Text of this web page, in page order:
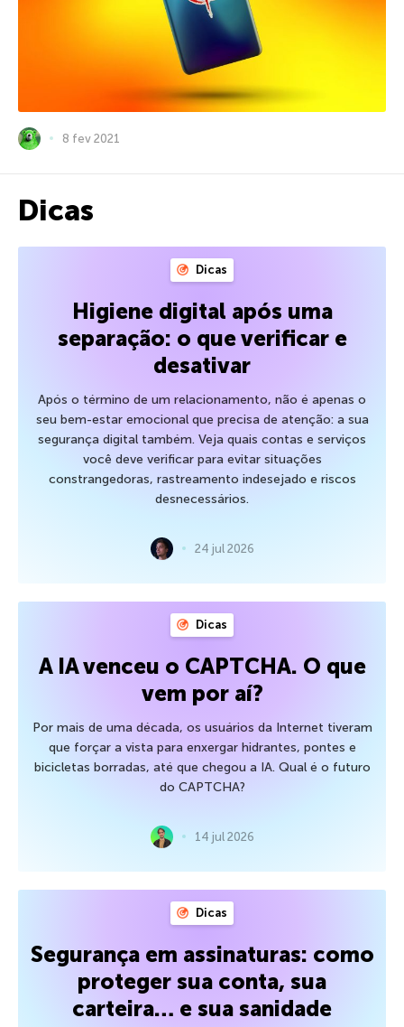
8 fev 2021
Dicas
Dicas
Higiene digital após uma
separação: o que verificar e
desativar
Após o término de um relacionamento, não é apenas o
seu bem-estar emocional que precisa de atenção: a sua
segurança digital também. Veja quais contas e serviços
você deve verificar para evitar situações
constrangedoras, rastreamento indesejado e riscos
desnecessários.
24 jul 2026
Dicas
A IA venceu o CAPTCHA. O que
vem por aí?
Por mais de uma década, os usuários da Internet tiveram
que forçar a vista para enxergar hidrantes, pontes e
bicicletas borradas, até que chegou a IA. Qual é o futuro
do CAPTCHA?
14 jul 2026
Dicas
Segurança em assinaturas: como
proteger sua conta, sua
carteira… e sua sanidade